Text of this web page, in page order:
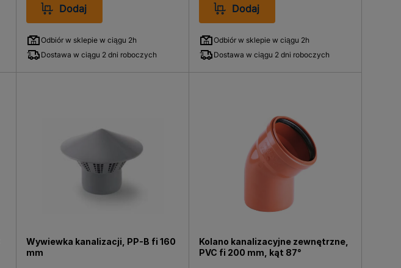
Dodaj
Odbiór w sklepie w ciągu 2h
Dostawa w ciągu 2 dni roboczych
Dodaj
Odbiór w sklepie w ciągu 2h
Dostawa w ciągu 2 dni roboczych
Wywiewka kanalizacji, PP-B fi 160
mm
Kolano kanalizacyjne zewnętrzne,
PVC fi 200 mm, kąt 87°